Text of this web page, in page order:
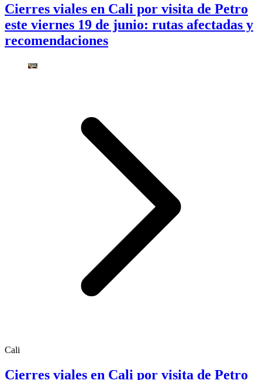
Cierres viales en Cali por visita de Petro
este viernes 19 de junio: rutas afectadas y
recomendaciones
Cali
Cierres viales en Cali por visita de Petro